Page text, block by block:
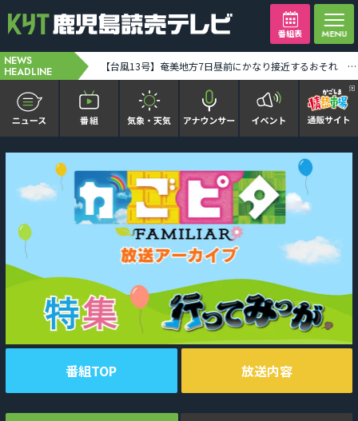
番組表
NEWS
HEADLINE 熊本県天草・芦北地方でM5.1の地震 長島町で震度4観測 津波の心配なし [2026-08-06 12:02:00] 【台風13号】奄美地方7日昼前にかなり接近するおそれ 離島便に影響... [2026-08-06 12:11:00]
かごピタ FAMILIAR
KYT news every かごしま
かごしまソロ活
It推しTV
番組表を見る
番組TOP 放送内容